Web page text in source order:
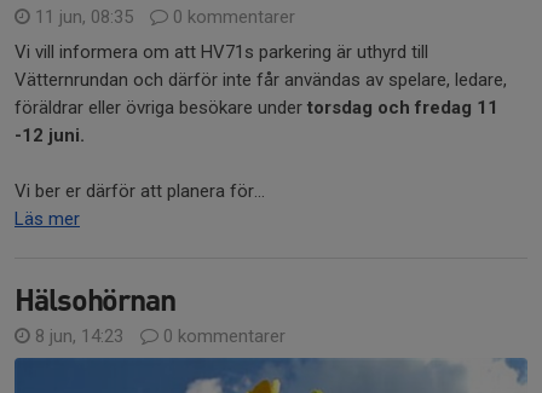
11 jun, 08:35
0 kommentarer
Vi vill informera om att HV71s parkering är uthyrd till
Vätternrundan och därför inte får användas av spelare, ledare,
föräldrar eller övriga besökare under torsdag och fredag 11
-12 juni.
Vi ber er därför att planera för...
Läs mer
Hälsohörnan
8 jun, 14:23 0 kommentarer